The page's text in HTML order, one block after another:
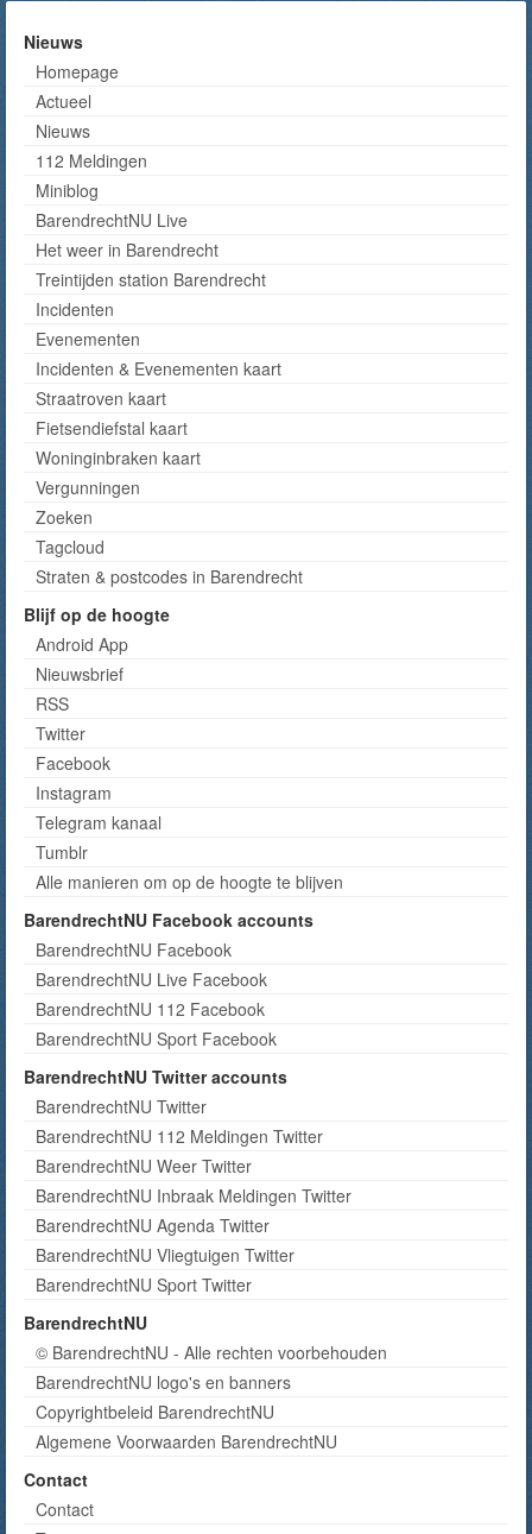
Nieuws
Homepage
Actueel
Nieuws
112 Meldingen
Miniblog
BarendrechtNU Live
Het weer in Barendrecht
Treintijden station Barendrecht
Incidenten
Evenementen
Incidenten & Evenementen kaart
Straatroven kaart
Fietsendiefstal kaart
Woninginbraken kaart
Vergunningen
Zoeken
Tagcloud
Straten & postcodes in Barendrecht
Blijf op de hoogte
Android App
Nieuwsbrief
RSS
Twitter
Facebook
Instagram
Telegram kanaal
Tumblr
Alle manieren om op de hoogte te blijven
BarendrechtNU Facebook accounts
BarendrechtNU Facebook
BarendrechtNU Live Facebook
BarendrechtNU 112 Facebook
BarendrechtNU Sport Facebook
BarendrechtNU Twitter accounts
BarendrechtNU Twitter
BarendrechtNU 112 Meldingen Twitter
BarendrechtNU Weer Twitter
BarendrechtNU Inbraak Meldingen Twitter
BarendrechtNU Agenda Twitter
BarendrechtNU Vliegtuigen Twitter
BarendrechtNU Sport Twitter
BarendrechtNU
© BarendrechtNU - Alle rechten voorbehouden
BarendrechtNU logo's en banners
Copyrightbeleid BarendrechtNU
Algemene Voorwaarden BarendrechtNU
Contact
Contact